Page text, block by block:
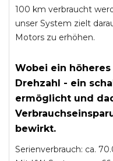
100 km verbraucht
unser System zielt
Motors zu erhöhen.
Wobei ein
Drehzahl - ein
ermöglicht und
bewirkt.
Serienverbrauch: ca.